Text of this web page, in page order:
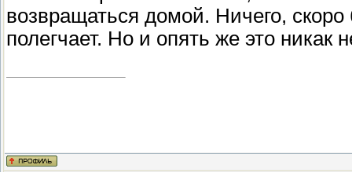
возвращаться домой. Ничего,
полегчает. Но и опять же это никак